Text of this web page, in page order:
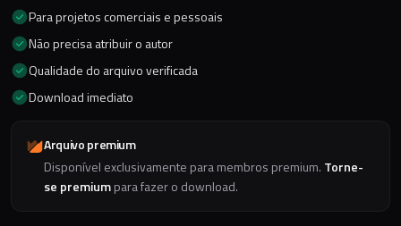
Para projetos comerciais e pessoais
Não precisa atribuir o autor
Qualidade do arquivo verificada
Download imediato
Arquivo premium
Disponível exclusivamente para membros premium. Torne-
se premiumpara fazer o download.